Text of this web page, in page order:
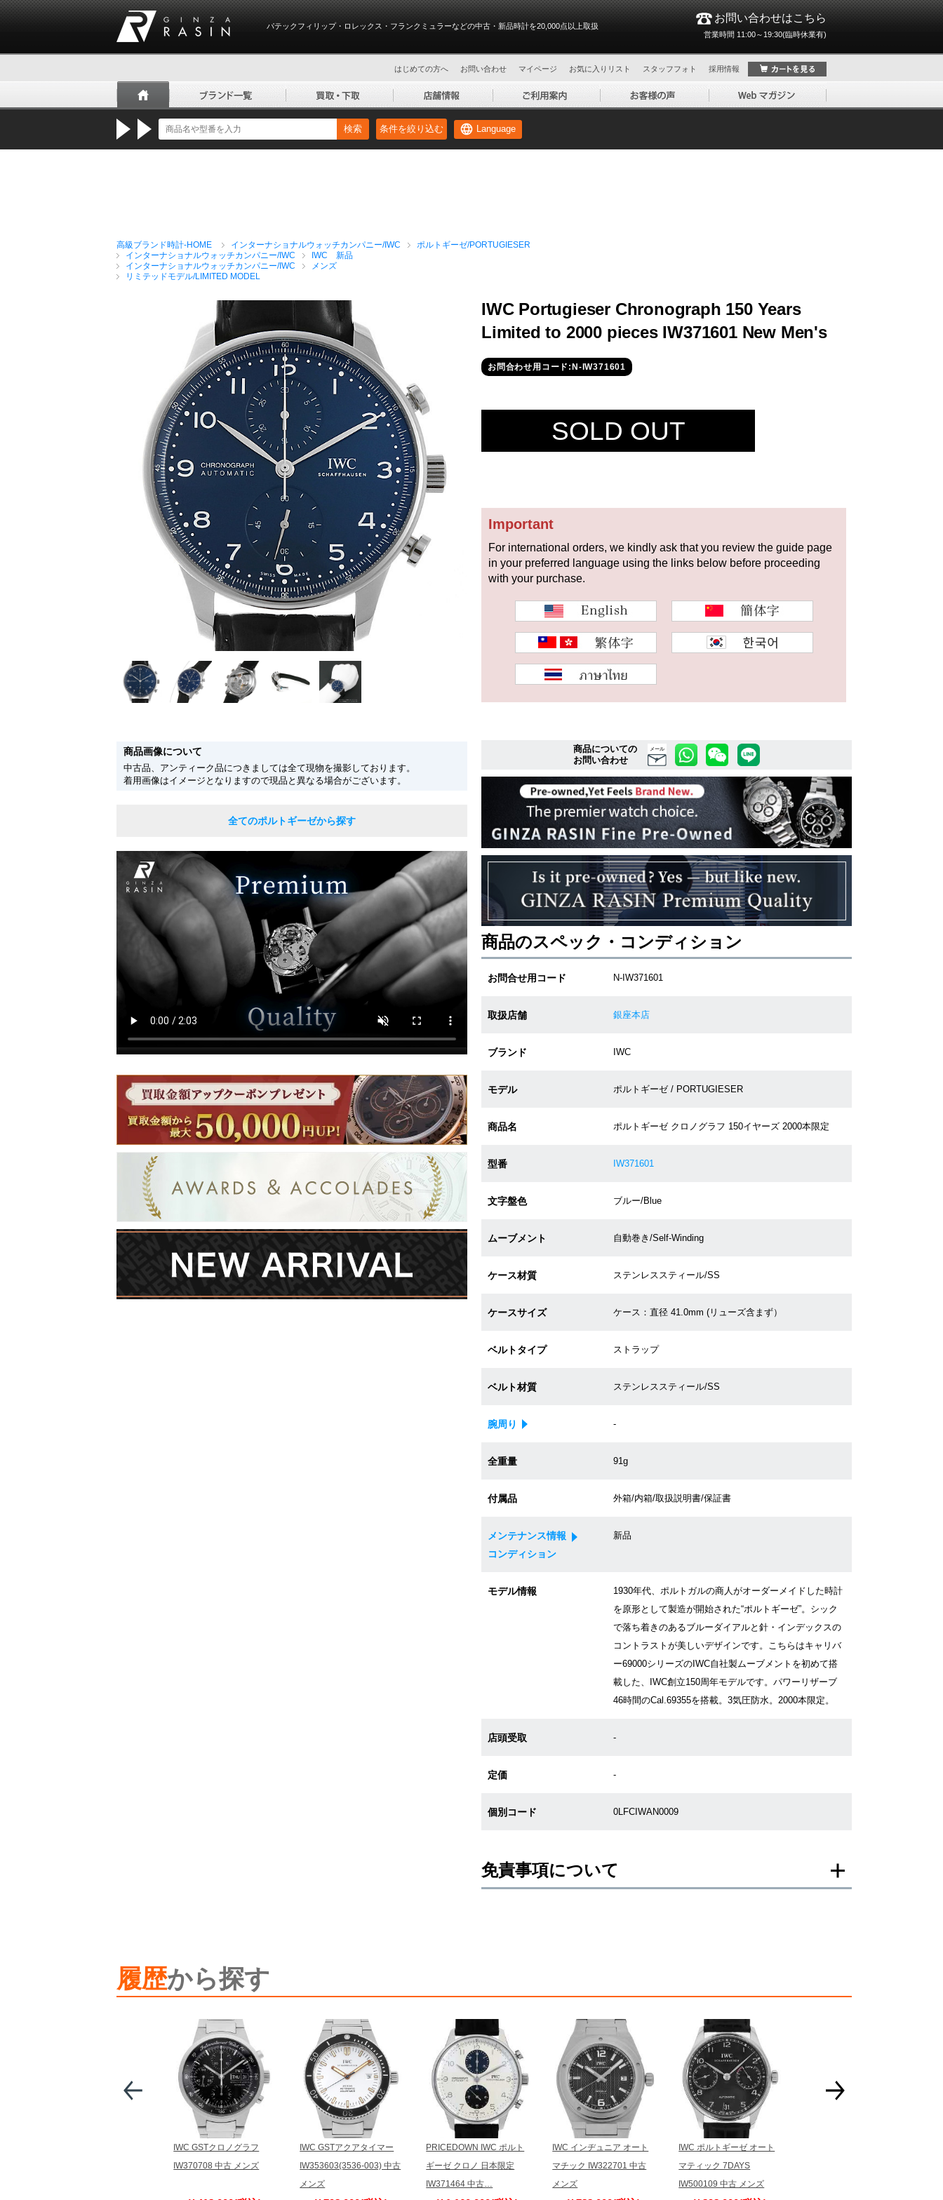
パテックフィリップ・ロレックス・フランクミュラーなどの中古・新品時計を20,000点以上取扱
お問い合わせはこちら
営業時間 11:00～19:30(臨時休業有)
はじめての方へ お問い合わせ マイページ お気に入りリスト スタッフフォト 採用情報
検索 条件を絞り込む Language
高級ブランド時計-HOME インターナショナルウォッチカンパニー/IWC
ポルトギーゼ/PORTUGIESER
インターナショナルウォッチカンパニー/IWC
IWC 新品
インターナショナルウォッチカンパニー/IWC
メンズ
リミテッドモデル/LIMITED MODEL
IWC Portugieser Chronograph 150 Years
Limited to 2000 pieces IW371601 New Men's
お問合わせ用コード:N-IW371601
SOLD OUT
Important
For international orders, we kindly ask that you review the guide page
in your preferred language using the links below before proceeding
with your purchase.
商品画像について
中古品、アンティーク品につきましては全て現物を撮影しております。
着用画像はイメージとなりますので現品と異なる場合がございます。
全てのポルトギーゼから探す
商品についての
お問い合わせ
メール
商品のスペック・コンディション
お問合せ用コード N-IW371601
取扱店舗 銀座本店
ブランド IWC
モデル ポルトギーゼ / PORTUGIESER
商品名 ポルトギーゼ クロノグラフ 150イヤーズ 2000本限定
型番 IW371601
文字盤色 ブルー/Blue
ムーブメント 自動巻き/Self-Winding
ケース材質 ステンレススティール/SS
ケースサイズ ケース：直径 41.0mm (リューズ含まず）
ベルトタイプ ストラップ
ベルト材質 ステンレススティール/SS
腕周り -
全重量 91g
付属品 外箱/内箱/取扱説明書/保証書
メンテナンス情報
コンディション
新品
モデル情報
1930年代、ポルトガルの商人がオーダーメイドした時計
を原形として製造が開始された“ポルトギーゼ”。シック
で落ち着きのあるブルーダイアルと針・インデックスの
コントラストが美しいデザインです。こちらはキャリバ
ー69000シリーズのIWC自社製ムーブメントを初めて搭
載した、IWC創立150周年モデルです。パワーリザーブ
46時間のCal.69355を搭載。3気圧防水。2000本限定。
店頭受取 -
定価 -
個別コード 0LFCIWAN0009
免責事項について
※シリアルナンバーや限定番号につきましては、プライバシーの関係上WEBへの掲載を控
またお電話でお問い合わせ頂きましてもお答えできません。
※当店では店頭販売も行っております為、サイトでのご注文と店頭処理との時間差で在庫
切れになる場合がございます。
予めご了承くださいませ。
また、ご来店にてご購入を希望される場合にも、事前に在庫の確認をお電話かメールにて
お問い合わせいただけますようお願いいたします。
※アンティーク品やユーズド品の場合、外装および内部機械に代替部品を使用している場
合がございます。
※表示の定価は、入荷時の価格となっております。
履歴から探す
IWC GSTクロノグラフ
IW370708 中古 メンズ
IWC GSTアクアタイマー
IW353603(3536-003) 中古
メンズ
PRICEDOWN IWC ポルト
ギーゼ クロノ 日本限定
IW371464 中古…
IWC インヂュニア オート
マチック IW322701 中古
メンズ
IWC ポルトギーゼ オート
マティック 7DAYS
IW500109 中古 メンズ